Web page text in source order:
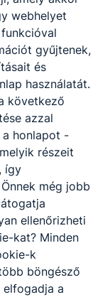
webhelyet
gyűjtenek,
és
használatát.
következő
azzal
a honlapot -
részeit
így
még jobb
ellenőrizheti
kat? Minden
k
böngésző
a